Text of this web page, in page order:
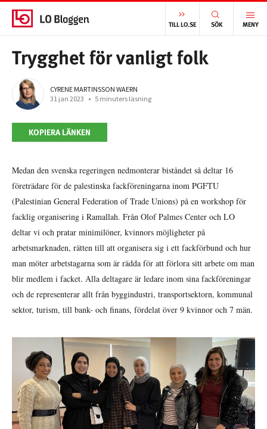
TILL LO.SE SÖK MENY
START/ TRYGGHET FÖR VANLIGT FOLK
Trygghet för vanligt folk
CYRENE MARTINSSON WAERN
31 jan 2023 • 5 minuters läsning
KOPIERA LÄNKEN
Medan den svenska regeringen nedmonterar biståndet så deltar 16
företrädare för de palestinska fackföreningarna inom PGFTU
(Palestinian General Federation of Trade Unions) på en workshop för
facklig organisering i Ramallah. Från Olof Palmes Center och LO
deltar vi och pratar minimilöner, kvinnors möjligheter på
arbetsmarknaden, rätten till att organisera sig i ett fackförbund och hur
man möter arbetstagarna som är rädda för att förlora sitt arbete om man
blir medlem i facket. Alla deltagare är ledare inom sina fackföreningar
och de representerar allt från byggindustri, transportsektorn, kommunal
sektor, turism, till bank- och finans, fördelat över 9 kvinnor och 7 män.